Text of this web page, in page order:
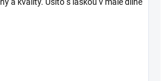
a kvality. Ušito s láskou v malé dílně